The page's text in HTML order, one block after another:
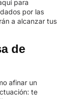
para
por las
a alcanzar tus
de
afinar un
te